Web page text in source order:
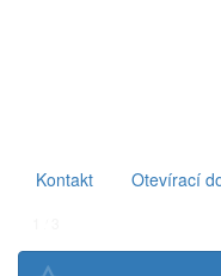
Kontakt Otevírací